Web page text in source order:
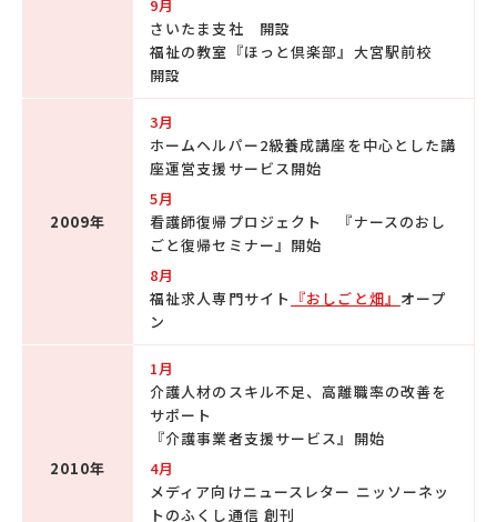
9月
さいたま支社 開設
福祉の教室『ほっと倶楽部』大宮駅前校
開設
2009年
3月
ホームヘルパー2級養成講座を中心とした講
座運営支援サービス開始
5月
看護師復帰プロジェクト 『ナースのおし
ごと復帰セミナー』開始
8月
福祉求人専門サイト 『おしごと畑』 オープ
ン
2010年
1月
介護人材のスキル不足、高離職率の改善を
サポート
『介護事業者支援サービス』開始
4月
メディア向けニュースレター ニッソーネッ
トのふくし通信 創刊